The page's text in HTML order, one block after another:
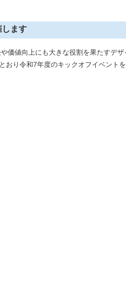
します
価値向上にも大きな役割を果たすデザ
おり令和7年度のキックオフイベント